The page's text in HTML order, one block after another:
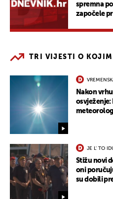
spremna
započele
TRI VIJESTI O
Nakon
osvježenje:
meteorolog
JE L' TO
Stižu novi
oni
su dobili